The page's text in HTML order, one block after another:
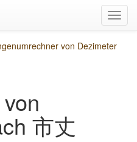
von Dezimeter
市丈